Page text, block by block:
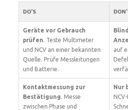
DO’S
Geräte vor Gebrauch
prüfen. Teste Multimeter
und NCV an einer bekannten
Quelle. Prüfe Messleitungen
und Batterie.
auf
Kontaktmessung zur
Bestätigung. Messe
zwischen Phase und
Nur